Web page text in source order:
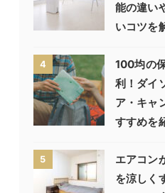
能の違い
いコツを
4
100均の
利！ダイ
ア・キャ
すすめを
5
エアコン
を涼しく